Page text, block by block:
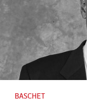
BASCHET